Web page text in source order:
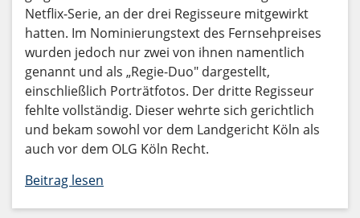
Netflix-Serie, an der drei Regisseure mitgewirkt
hatten. Im Nominierungstext des Fernsehpreises
wurden jedoch nur zwei von ihnen namentlich
genannt und als „Regie-Duo" dargestellt,
einschließlich Porträtfotos. Der dritte Regisseur
fehlte vollständig. Dieser wehrte sich gerichtlich
und bekam sowohl vor dem Landgericht Köln als
auch vor dem OLG Köln Recht.
Beitrag lesen